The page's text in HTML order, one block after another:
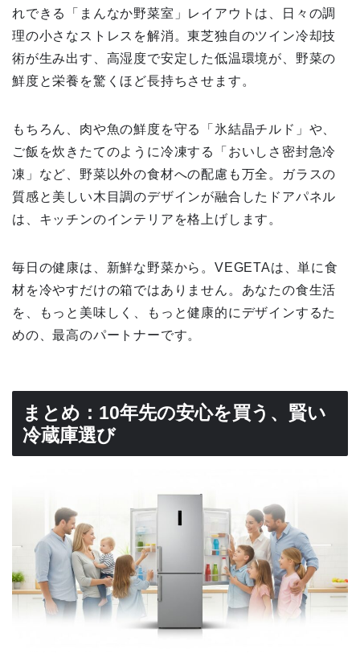
れできる「まんなか野菜室」レイアウトは、日々の調
理の小さなストレスを解消。東芝独自のツイン冷却技
術が生み出す、高湿度で安定した低温環境が、野菜の
鮮度と栄養を驚くほど長持ちさせます。
もちろん、肉や魚の鮮度を守る「氷結晶チルド」や、
ご飯を炊きたてのように冷凍する「おいしさ密封急冷
凍」など、野菜以外の食材への配慮も万全。ガラスの
質感と美しい木目調のデザインが融合したドアパネル
は、キッチンのインテリアを格上げします。
毎日の健康は、新鮮な野菜から。VEGETAは、単に食
材を冷やすだけの箱ではありません。あなたの食生活
を、もっと美味しく、もっと健康的にデザインするた
めの、最高のパートナーです。
まとめ：10年先の安心を買う、賢い
冷蔵庫選び